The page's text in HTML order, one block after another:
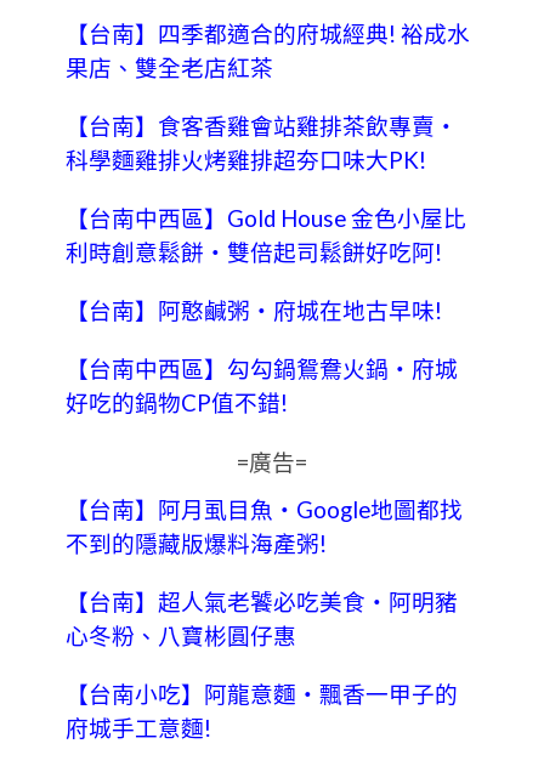
【台南】四季都適合的府城經典! 裕成水
果店、雙全老店紅茶
【台南】食客香雞會站雞排茶飲專賣‧
科學麵雞排火烤雞排超夯口味大PK!
【台南中西區】Gold House 金色小屋比
利時創意鬆餅‧雙倍起司鬆餅好吃阿!
【台南】阿憨鹹粥‧府城在地古早味!
【台南中西區】勾勾鍋鴛鴦火鍋‧府城
好吃的鍋物CP值不錯!
=廣告=
【台南】阿月虱目魚‧Google地圖都找
不到的隱藏版爆料海產粥!
【台南】超人氣老饕必吃美食‧阿明豬
心冬粉、八寶彬圓仔惠
【台南小吃】阿龍意麵‧飄香一甲子的
府城手工意麵!